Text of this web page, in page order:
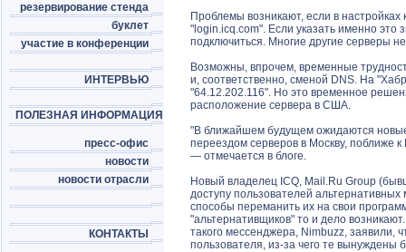
резервирование стенда
буклет
участие в конференции
ИНТЕРВЬЮ
ПОЛЕЗНАЯ ИНФОРМАЦИЯ
пресс-офис
новости
новости отрасли
КОНТАКТЫ
Проблемы возникают, если в настройках
"login.icq.com". Если указать именно это
подключиться. Многие другие серверы
Возможны, впрочем, временные
и, соответственно, сменой DNS. На
"64.12.202.116". Но это временное
расположение сервера в США.
"В ближайшем будущем ожидаются
переездом серверов в Москву, поближе
— отмечается в блоге.
Новый владелец ICQ, Mail.Ru Group
доступу пользователей
способы переманить их на свои
"альтернативщиков" то и дело
такого мессенджера, Nimbuzz, заявили,
пользователя, из-за чего те вынуждены